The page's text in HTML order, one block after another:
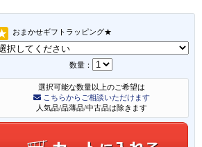
おまかせギフトラッピング★
数量：
選択可能な数量以上のご希望は
こちらからご相談いただけます
人気品/品薄品/中古品は除きます